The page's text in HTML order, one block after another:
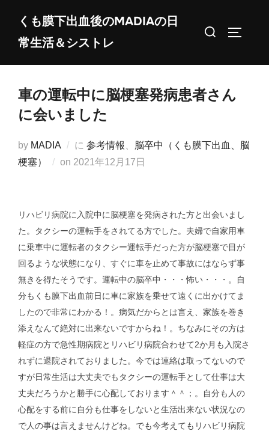
くも膜下出血後のMADIAの日
常生活＆シストレ
検
車の運転中に脳梗塞発病患者さん
に会いました
by MADIA に 参考情報
脳卒中（くも膜下出血、脳
梗塞）
on 投
2021年12月17日
リハビリ病院に入院中に脳梗塞を発病された方と出会いまし
た。タクシーの運転手をされてる方でした。夫婦で自家用車
に乗車中に運転者のタクシー運転手だった方が脳梗塞で目が
回るような状態になり、すぐに車を止めて事故にはならず事
無きを得たそうです。運転中の脳卒中・・・怖い・・・。自
分もくも膜下出血前日に車に家族を乗せて遠くに出かけてま
したので非常にわかる！。病気だからとは言え、家族を巻き
添えなんて絶対に出来ないですからね！。ちなみにその方は
軽症の方で急性期病院とリハビリ病院合わせて2か月も入院さ
れずに退院されておりました。今では連絡は取ってないので
すが日常生活は大丈夫でもタクシーの運転手として仕事は大
丈夫だろうかと勝手に心配しております＾＾；。自分も人の
心配をする前に自分も仕事をしないと生活出来ない状況なの
で人の事は言えませんけどね。でも今考えてもリハビリ病院